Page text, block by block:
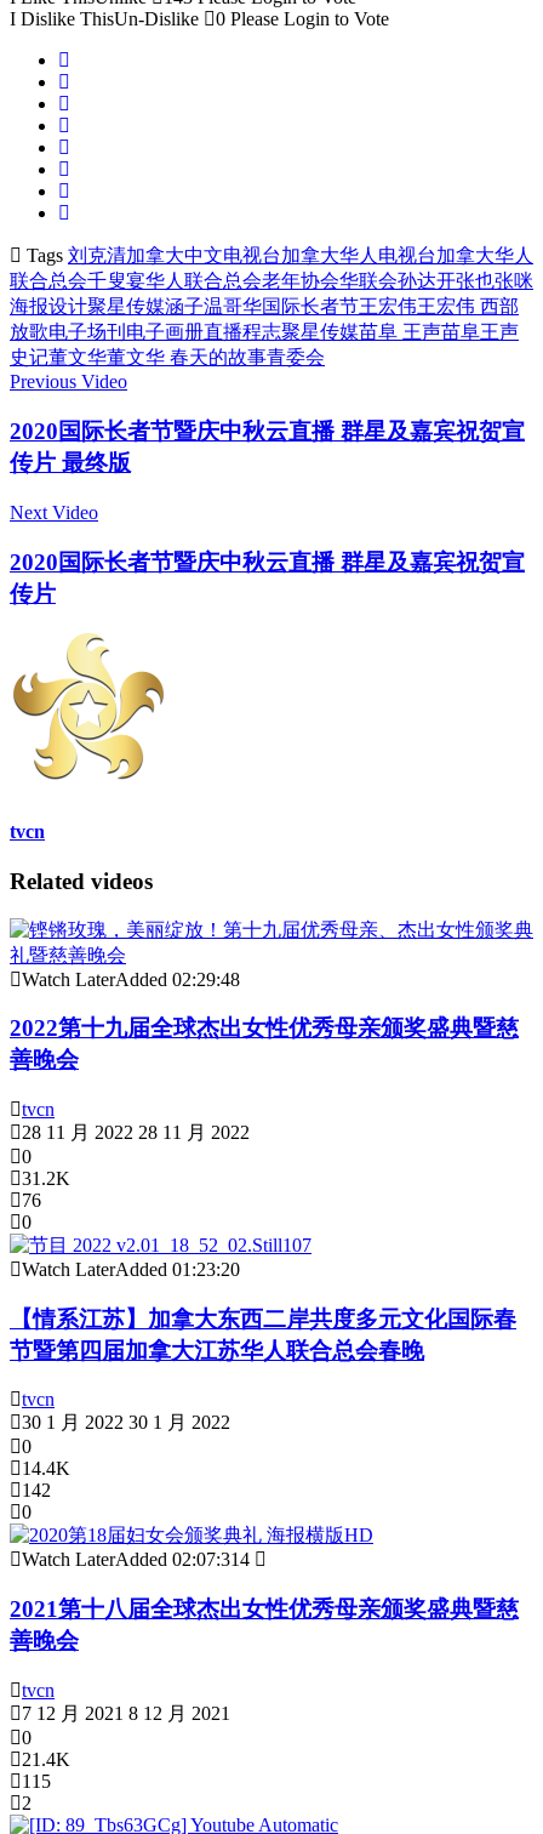
I Dislike ThisUn-Dislike 0 Please Login to Vote
Tags 刘克清加拿大中文电视台加拿大华人电视台加拿大华人
联合总会千叟宴华人联合总会老年协会华联会孙达开张也张咪
海报设计聚星传媒涵子温哥华国际长者节王宏伟王宏伟 西部
放歌电子场刊 电子画册直播程志聚星传媒苗阜 王声苗阜王声
史记董文华董文华 春天的故事青委会
Previous Video
2020国际长者节暨庆中秋云直播 群星及嘉宾祝贺宣
传片 最终版
Next Video
2020国际长者节暨庆中秋云直播 群星及嘉宾祝贺宣
传片
tvcn
Related videos
Watch LaterAdded 02:29:48
2022第十九届全球杰出女性优秀母亲颁奖盛典暨慈
善晚会
tvcn
28 11 月 2022 28 11 月 2022
0
31.2K
76
0
Watch LaterAdded 01:23:20
【情系江苏】加拿大东西二岸共度多元文化国际春
节暨第四届加拿大江苏华人联合总会春晚
tvcn
30 1 月 2022 30 1 月 2022
0
14.4K
142
0
Watch LaterAdded 02:07:314
2021第十八届全球杰出女性优秀母亲颁奖盛典暨慈
善晚会
tvcn
7 12 月 2021 8 12 月 2021
0
21.4K
115
2